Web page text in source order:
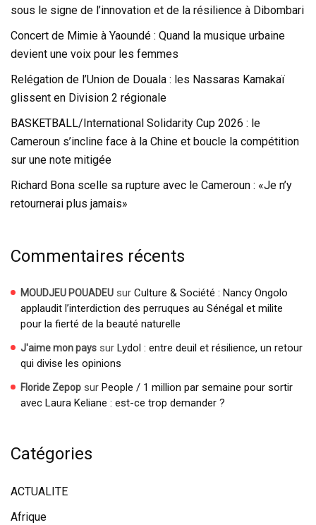
sous le signe de l’innovation et de la résilience à Dibombari
Concert de Mimie à Yaoundé : Quand la musique urbaine
devient une voix pour les femmes
Relégation de l’Union de Douala : les Nassaras Kamakaï
glissent en Division 2 régionale
BASKETBALL/International Solidarity Cup 2026 : le
Cameroun s’incline face à la Chine et boucle la compétition
sur une note mitigée
Richard Bona scelle sa rupture avec le Cameroun : «Je n’y
retournerai plus jamais»
Commentaires récents
MOUDJEU POUADEU sur Culture & Société : Nancy Ongolo
applaudit l’interdiction des perruques au Sénégal et milite
pour la fierté de la beauté naturelle
J'aime mon pays sur Lydol : entre deuil et résilience, un retour
qui divise les opinions
Floride Zepop sur People / 1 million par semaine pour sortir
avec Laura Keliane : est-ce trop demander ?
Catégories
ACTUALITE
Afrique